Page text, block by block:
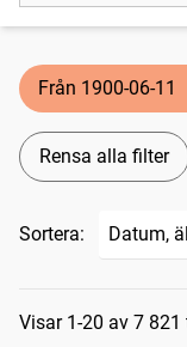
Från 1900-06-11
Rensa alla filter
Sortera:
Visar 1-20 av 7